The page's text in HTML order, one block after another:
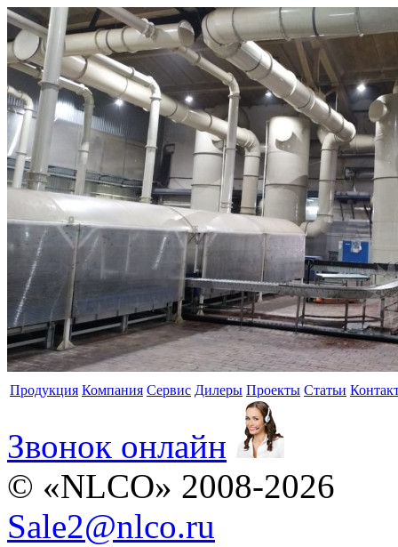
Продукция Компания Сервис Дилеры Проекты Статьи
Звонок онлайн
© «NLCO» 2008-2026
Sale2@nlco.ru